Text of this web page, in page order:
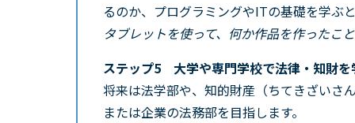
るのか、プログラミングやITの基礎を学ぶ
タブレットを使って、何か作品を作ったこ
ステップ5 大学や専門学校で法律・知財を
将来は法学部や、知的財産（ちてきざいさ
または企業の法務部を目指します。